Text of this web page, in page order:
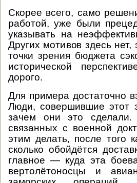
Скорее всего, само
работой, уже были
указывать на
Других мотивов здесь
точки зрения бюджета
исторической
дорого.
Для примера достаточно
Люди, совершившие этот
зачем они это сделали.
связанных с военной
этим делать, после того
сколько обойдётся
главное — куда эта
вертолётоносцы и